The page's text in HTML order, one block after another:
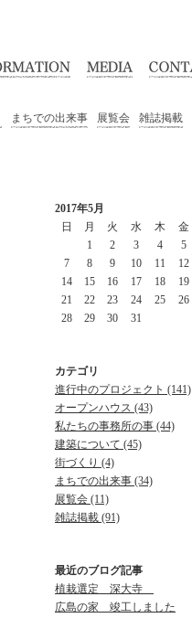
まちでの出来事 展覧会 雑誌掲載
2017年5月
日
月 火 水 木 金
1
2 3 4 5
7
8 9 10 11 12
14
15 16 17 18 19
21
22 23 24 25 26
28
29 30 31
カテゴリ
進行中のプロジェクト (141)
オープンハウス (43)
私たちの事務所の事 (44)
建築について (45)
街づくり (4)
まちでの出来事 (34)
展覧会 (11)
雑誌掲載 (91)
最近のブログ記事
植栽選定 深大寺
広島の家 竣工しました